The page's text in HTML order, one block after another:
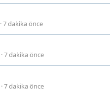
7 dakika önce
7 dakika önce
7 dakika önce